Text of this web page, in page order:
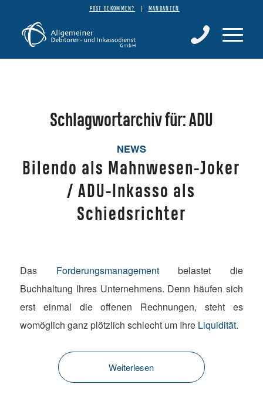
POST BEKOMMEN? MANDANTEN
Schlagwortarchiv für: ADU
NEWS
Bilendo als Mahnwesen-Joker
/ ADU-Inkasso als
Schiedsrichter
Das Forderungsmanagementbelastet die
Buchhaltung Ihres Unternehmens. Denn häufen sich
erst einmal die offenen Rechnungen, steht es
womöglich ganz plötzlich schlecht um Ihre Liquidität.
Weiterlesen